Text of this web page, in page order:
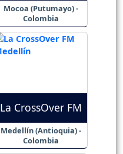
Mocoa (Putumayo) -
Colombia
La CrossOver FM
Medellín (Antioquia) -
Colombia